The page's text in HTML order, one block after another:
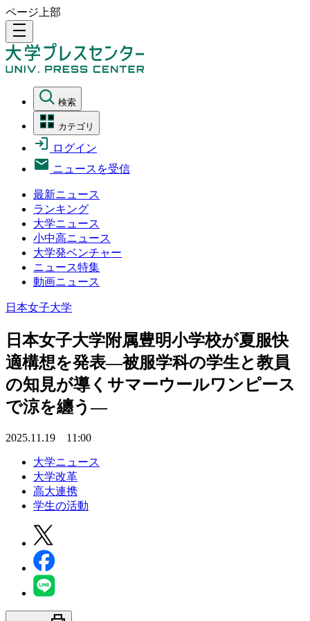
ページ上部
density_medium
検索
カテゴリ
ログイン
ニュースを受信
最新ニュース
ランキング
大学ニュース
小中高ニュース
大学発ベンチャー
ニュース特集
動画ニュース
日本女子大学
日本女子大学附属豊明小学校が夏服快
適構想を発表―被服学科の学生と教員
の知見が導くサマーウールワンピース
で涼を纏う―
2025.11.19 11:00
大学ニュース
大学改革
高大連携
学生の活動